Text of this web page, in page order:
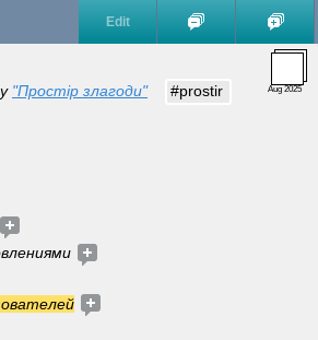
Edit
Aug 2025
"Простір злагоди"
#prostir